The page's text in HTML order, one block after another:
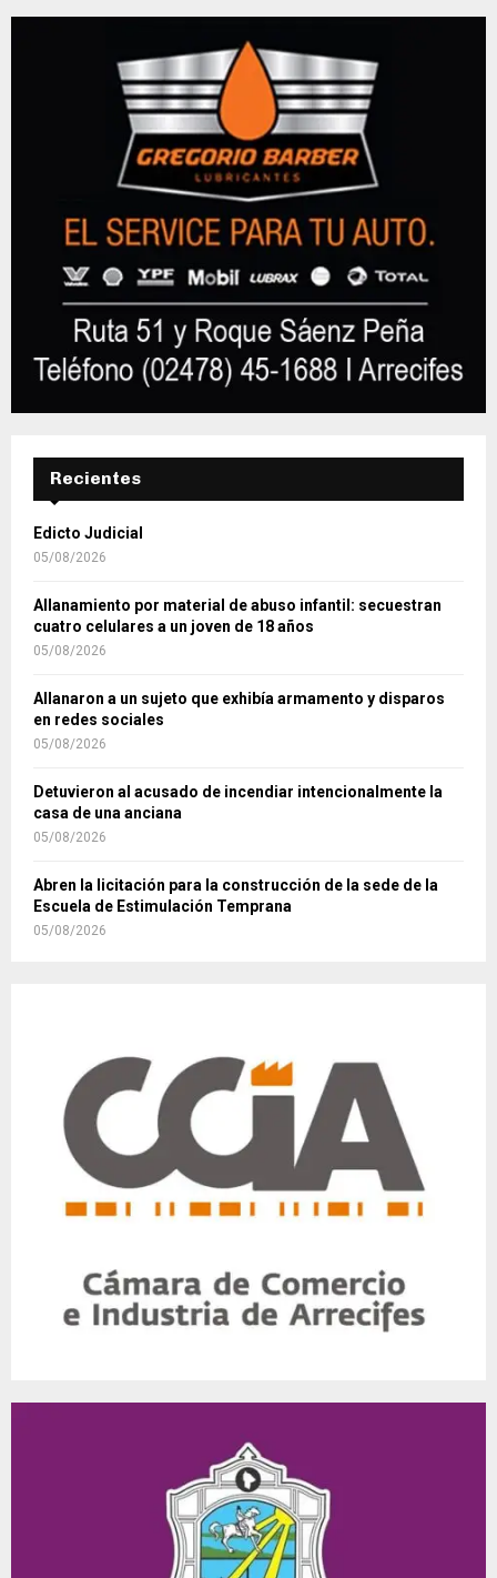
Recientes
Edicto Judicial
05/08/2026
Allanamiento por material de abuso infantil: secuestran
cuatro celulares a un joven de 18 años
05/08/2026
Allanaron a un sujeto que exhibía armamento y disparos
en redes sociales
05/08/2026
Detuvieron al acusado de incendiar intencionalmente la
casa de una anciana
05/08/2026
Abren la licitación para la construcción de la sede de la
Escuela de Estimulación Temprana
05/08/2026